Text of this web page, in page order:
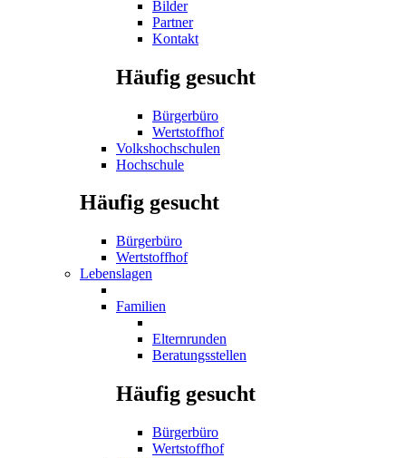
Bilder
Partner
Kontakt
Häufig gesucht
Bürgerbüro
Wertstoffhof
Volkshochschulen
Hochschule
Häufig gesucht
Bürgerbüro
Wertstoffhof
Lebenslagen
Familien
Elternrunden
Beratungsstellen
Häufig gesucht
Bürgerbüro
Wertstoffhof